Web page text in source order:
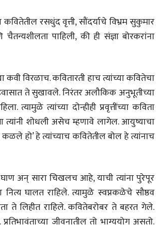
रसधुंद वृत्ती, सौंदर्याचे विभ्रम सुकुमार
पाहिली, की ही संज्ञा बोरकरांना
विरळाच. कवितारती हाच त्यांच्या कवितेचा
ते सुखावले. निरंतर अलौकिक अनुभूतीच्या
त्यामुळे त्यांच्या दोन्हीही प्रवृत्तींच्या कविता
त्यांनी शोधली असेच म्हणावे लागेल. आयुष्याचा
कळले हो’ हे त्यांच्याच कवितेतील बोल हे त्यांनाच
घाण अन्‌ सारा चिखलच आहे, याची त्यांना पुरेपूर
घालत राहिले. त्यामुळे स्वप्नकळेचे सौष्ठव
ते लिहीत राहिले. कवितेबरोबर ते बहरत गेले.
जीवनातील तो भाग्ययोग असतो.
भाषणे' या
सतीश बागल,
काळे
जागतिक
राज्याचा
फोल
मूर्त दृश्याला अमूर्ताकार
सोमनाथ कोमरपंत
17 Jul 2026
भाषण
ज्येष्ठांचा आत्मसन्मान जपणारी